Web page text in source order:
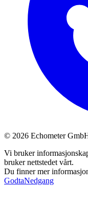
© 2026 Echometer
Vi bruker
bruker nettstedet vårt.
Du finner mer
GodtaNedgang